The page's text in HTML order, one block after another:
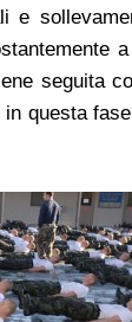
e
seguita
questa